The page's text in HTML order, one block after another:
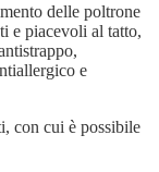
delle poltrone
e piacevoli al tatto,
e
con cui è possibile